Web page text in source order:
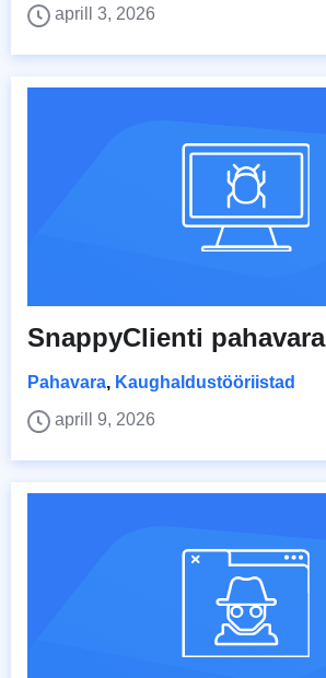
aprill 3, 2026
SnappyClienti pahavara
Pahavara, Kaughaldustööriistad
aprill 9, 2026